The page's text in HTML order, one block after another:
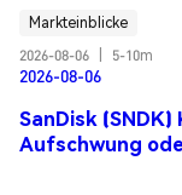
Markteinblicke
2026-08-06
5-10m
2026-08-06
SanDisk (SNDK)
Aufschwung